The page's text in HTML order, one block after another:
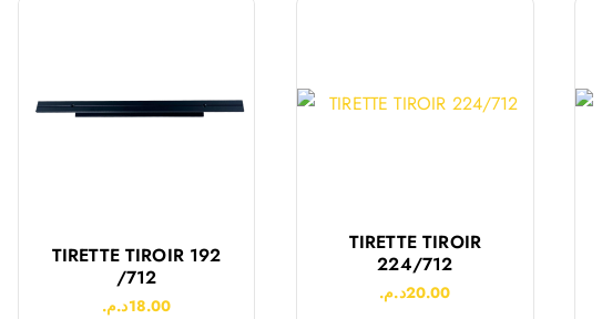
TIRETTE TIROIR 192
/712
18.00د.م.
TIRETTE TIROIR
224/712
20.00د.م.